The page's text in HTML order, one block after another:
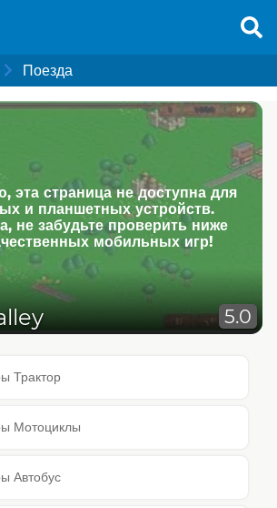
Поезда
эта страница не доступна для
и планшетных устройств.
не забудьте проверить ниже
мобильных игр!
5.0
Трактор
Мотоциклы
Автобус